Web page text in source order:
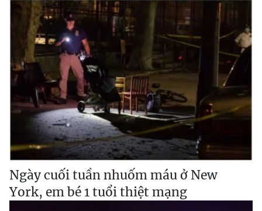
Ngày cuối tuần nhuốm máu ở New
York, em bé 1 tuổi thiệt mạng